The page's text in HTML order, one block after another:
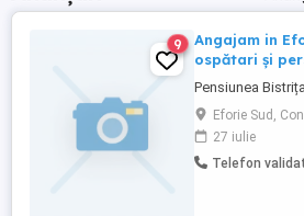
9
Angajam in
ospătari și
Pensiunea
Eforie Sud,
27 iulie
Telefon